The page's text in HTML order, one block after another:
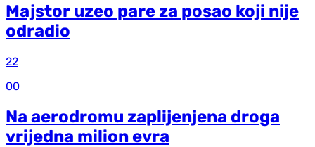
Majstor uzeo pare za posao koji nije
odradio
22
00
Na aerodromu zaplijenjena droga
vrijedna milion evra